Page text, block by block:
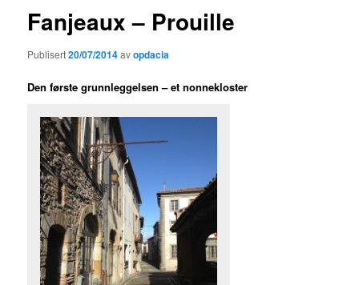
Fanjeaux – Prouille
Publisert20/07/2014avopdacia
Den første grunnleggelsen – et nonnekloster